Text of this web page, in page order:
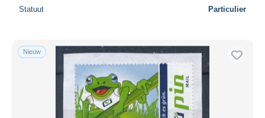
Statuut Particulier
Nieuw